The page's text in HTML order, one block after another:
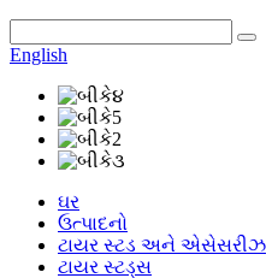
English
ઘર
ઉત્પાદનો
ટાયર સ્ટડ અને એસેસરીઝ
ટાયર સ્ટડ્સ